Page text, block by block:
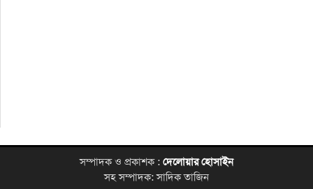
সম্পাদক ও প্রকাশক : দেলোয়ার হোসাইন
সহ সম্পাদক: সাদিক তাজিন